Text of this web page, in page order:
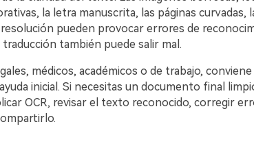
la letra manuscrita, las páginas curvadas,
pueden provocar errores de
traducción también puede salir mal.
médicos, académicos o de trabajo,
inicial. Si necesitas un documento final
OCR, revisar el texto reconocido, corregir